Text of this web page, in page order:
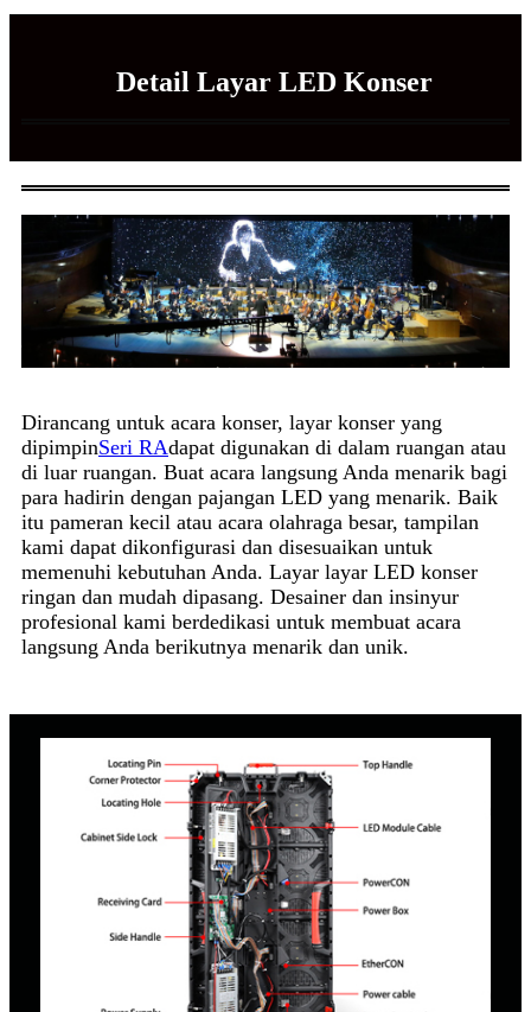
Detail Layar LED Konser
Dirancang untuk acara konser, layar konser yang
dipimpinSeri RAdapat digunakan di dalam ruangan atau
di luar ruangan. Buat acara langsung Anda menarik bagi
para hadirin dengan pajangan LED yang menarik. Baik
itu pameran kecil atau acara olahraga besar, tampilan
kami dapat dikonfigurasi dan disesuaikan untuk
memenuhi kebutuhan Anda. Layar layar LED konser
ringan dan mudah dipasang. Desainer dan insinyur
profesional kami berdedikasi untuk membuat acara
langsung Anda berikutnya menarik dan unik.